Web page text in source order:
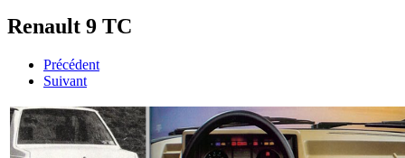
Renault 9 TC
Précédent
Suivant